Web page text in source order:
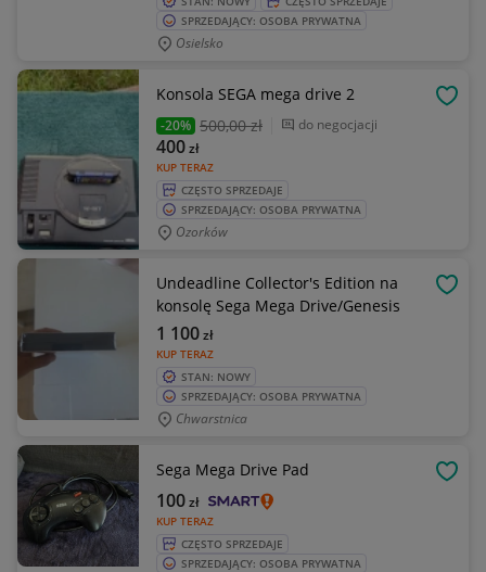
SPRZEDAJĄCY: OSOBA PRYWATNA
Osielsko
Konsola SEGA mega drive 2
-20% 500,00 zł do negocjacji
KUP TERAZ
400zł
CZĘSTO SPRZEDAJE
SPRZEDAJĄCY: OSOBA PRYWATNA
Ozorków
Undeadline Collector's Edition na
konsolę Sega Mega Drive/Genesis
KUP TERAZ
1 100zł
STAN: NOWY
SPRZEDAJĄCY: OSOBA PRYWATNA
Chwarstnica
Sega Mega Drive Pad
KUP TERAZ
100zł
CZĘSTO SPRZEDAJE
SPRZEDAJĄCY: OSOBA PRYWATNA